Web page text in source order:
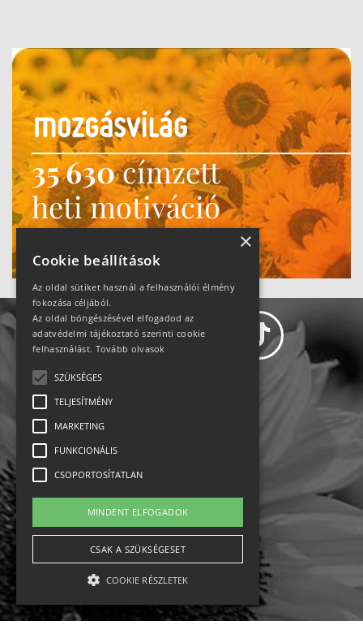
35 630címzett
heti motiváció
Ne maradj le!
Impresszum-kapcsolat
Jogi nyilatkozat
Rólunk
English
×
Cookie beállítások
Az oldal sütiket használ a felhasználói élmény
fokozása céljából.
Az oldal böngészésével elfogadod az
adatvédelmi tájékoztató szerinti cookie
felhasználást. Tovább olvasok
SZÜKSÉGES
TELJESÍTMÉNY
MARKETING
FUNKCIONÁLIS
CSOPORTOSÍTATLAN
MINDENT ELFOGADOK
CSAK A SZÜKSÉGESET
COOKIE RÉSZLETEK